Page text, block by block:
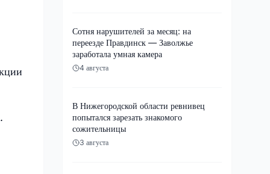
Сотня нарушителей за месяц: на
переезде Правдинск — Заволжье
заработала умная камера
4 августа
В Нижегородской области ревнивец
попытался зарезать знакомого
сожительницы
3 августа